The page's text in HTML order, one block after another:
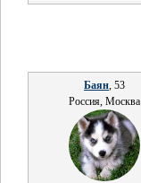
Баян, 53
Россия, Москва